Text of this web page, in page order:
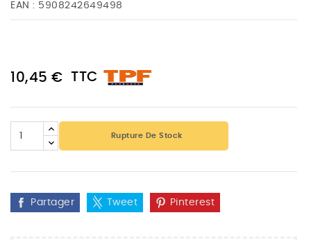
EAN : 5908242649498
10,45 € TTC
Rupture De Stock
Partager Tweet Pinterest